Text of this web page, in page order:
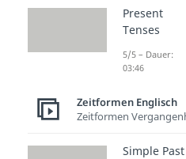
Beliebte
Past
ve
Past
Present
Tenses
5/5 – Dauer:
03:46
Zeitformen Englisch
Zeitformen
Simple Past